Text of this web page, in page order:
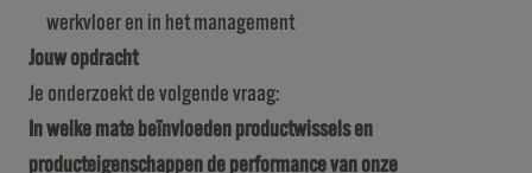
werkvloer en in het management
Jouw opdracht
Je onderzoekt de volgende vraag:
In welke mate beïnvloeden productwissels en
producteigenschappen de performance van onze